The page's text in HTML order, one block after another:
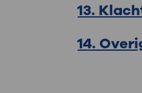
13.
14.